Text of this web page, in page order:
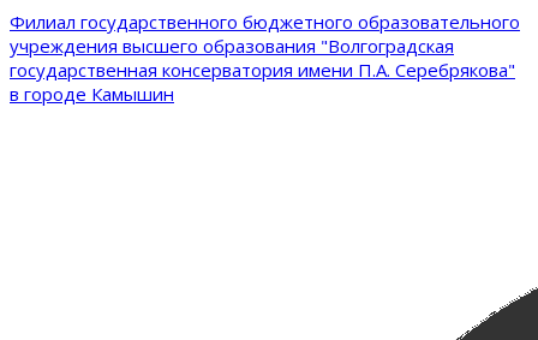
Филиал государственного бюджетного образовательного
учреждения высшего образования "Волгоградская
государственная консерватория имени П.А. Серебрякова"
в городе Камышин